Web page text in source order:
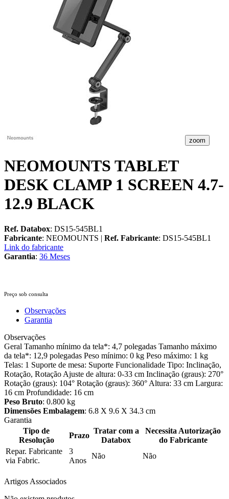
zoom
NEOMOUNTS TABLET
DESK CLAMP 1 SCREEN 4.7-
12.9 BLACK
Ref. Databox: DS15-545BL1
Fabricante: NEOMOUNTS | Ref. Fabricante: DS15-545BL1
Link do fabricante
Garantia: 36 Meses
Preço sob consulta
Observações
Garantia
Observações
Geral Tamanho mínimo da tela*: 4,7 polegadas Tamanho máximo
da tela*: 12,9 polegadas Peso mínimo: 0 kg Peso máximo: 1 kg
Telas: 1 Suporte de mesa: Suporte Funcionalidade Tipo: Inclinação,
Rotação, Rotação Ajuste de altura: 0-33 cm Inclinação (graus): 270°
Rotação (graus): 104° Rotação (graus): 360° Altura: 33 cm Largura:
16 cm Profundidade: 16 cm
Peso Bruto: 0.800 kg
Dimensões Embalagem: 6.8 X 9.6 X 34.3 cm
Garantia
Tipo de
Resolução
Prazo
Tratar com a
Databox
Necessita Autorização
do Fabricante
Repar. Fabricante
via Fabric.
3
Anos
Não Não
Artigos Associados